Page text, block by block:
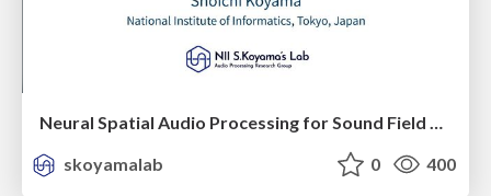
Neural Spatial Audio Processing for Sound Field Analysis and Control
skoyamalab
0 400